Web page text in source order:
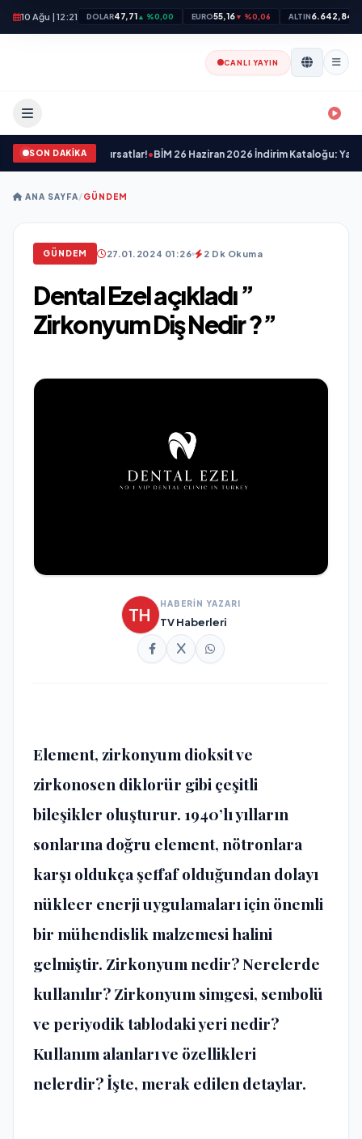
10 Ağu | 12:21 DOLAR47,71▲ %0,00 EURO55,16▼ %0,06 ALTIN6.642,84
CANLI YAYIN
SON DAKİKA
Nefes Kesen Fırsatlar!•BİM 26 Haziran 2026 İndirim Kataloğu: Yazınızı
ANA SAYFA/GÜNDEM
GÜNDEM 27.01.2024 01:26 2 Dk Okuma
Dental Ezel açıkladı ”
Zirkonyum Diş Nedir ?”
HABERİN YAZARI
TV Haberleri
Element, zirkonyum dioksit ve
zirkonosen diklorür gibi çeşitli
bileşikler oluşturur. 1940’lı yılların
sonlarına doğru element, nötronlara
karşı oldukça şeffaf olduğundan dolayı
nükleer enerji uygulamaları için önemli
bir mühendislik malzemesi halini
gelmiştir. Zirkonyum nedir? Nerelerde
kullanılır? Zirkonyum simgesi, sembolü
ve periyodik tablodaki yeri nedir?
Kullanım alanları ve özellikleri
nelerdir? İşte, merak edilen detaylar.